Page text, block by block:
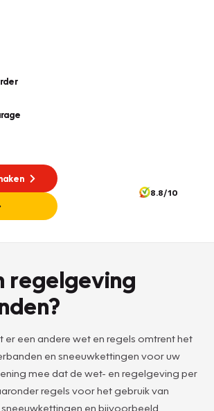
8.8/10
regelgeving
er een andere wet en regels omtrent het
en sneeuwkettingen voor uw
mee dat de wet- en regelgeving per
regels voor het gebruik van
en bijvoorbeeld